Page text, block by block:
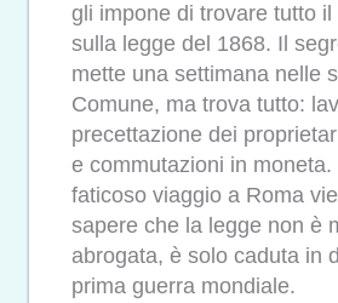
gli impone di trovare tutto il
sulla legge del 1868. Il
mette una settimana nelle
Comune, ma trova tutto:
precettazione dei
e commutazioni in moneta.
faticoso viaggio a Roma
sapere che la legge non è
abrogata, è solo caduta in
prima guerra mondiale.